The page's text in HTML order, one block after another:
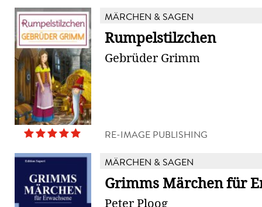
MÄRCHEN & SAGEN
Rumpelstilzchen
Gebrüder Grimm
RE-IMAGE PUBLISHING
MÄRCHEN & SAGEN
Grimms Märchen für
Peter Ploog